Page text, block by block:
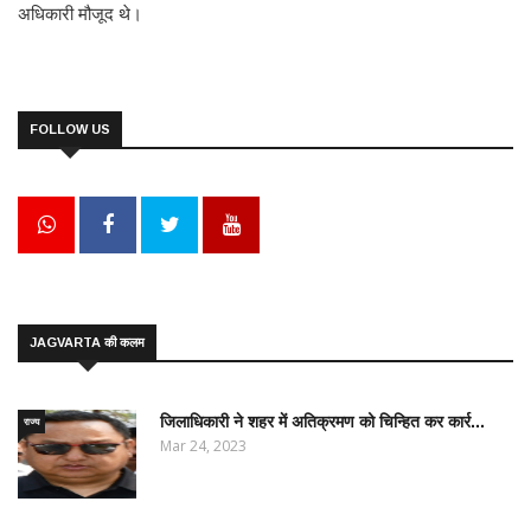
अधिकारी मौजूद थे।
FOLLOW US
JAGVARTA की कलम
राज्य जिलाधिकारी ने शहर में अतिक्रमण को चिन्हित कर कार्र...
Mar 24, 2023